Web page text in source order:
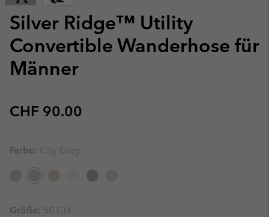
Silver Ridge™ Utility
Convertible Wanderhose für
Männer
Regular price:
CHF 90.00
Farbe: City Grey
Größe: 50 CH